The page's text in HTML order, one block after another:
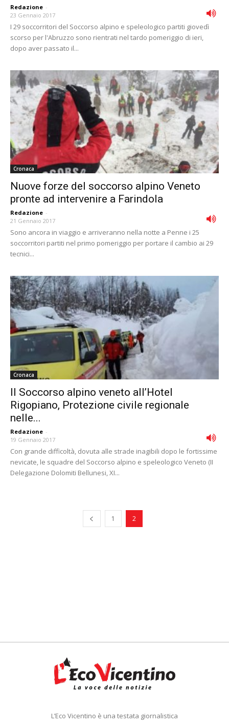
Redazione -
23 Gennaio 2017
I 29 soccorritori del Soccorso alpino e speleologico partiti giovedì
scorso per l'Abruzzo sono rientrati nel tardo pomeriggio di ieri,
dopo aver passato il...
Cronaca
Nuove forze del soccorso alpino Veneto
pronte ad intervenire a Farindola
Redazione -
21 Gennaio 2017
Sono ancora in viaggio e arriveranno nella notte a Penne i 25
soccorritori partiti nel primo pomeriggio per portare il cambio ai 29
tecnici...
Cronaca
Il Soccorso alpino veneto all’Hotel
Rigopiano, Protezione civile regionale
nelle...
Redazione -
19 Gennaio 2017
Con grande difficoltà, dovuta alle strade inagibili dopo le fortissime
nevicate, le squadre del Soccorso alpino e speleologico Veneto (II
Delegazione Dolomiti Bellunesi, XI...
1 2
L’Eco Vicentino è una testata giornalistica